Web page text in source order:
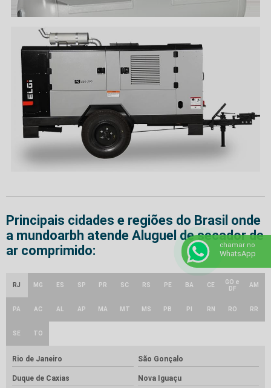
Principais cidades e regiões do Brasil onde
a mundoarbh atende Aluguel de secador de
ar comprimido:
RJ MG ES SP PR SC RS PE BA CE
GO e
DF
AM
PA AC AL AP MA MT MS PB PI RN RO RR
SE TO
Rio de Janeiro São Gonçalo
Duque de Caxias Nova Iguaçu
chamar no
WhatsApp